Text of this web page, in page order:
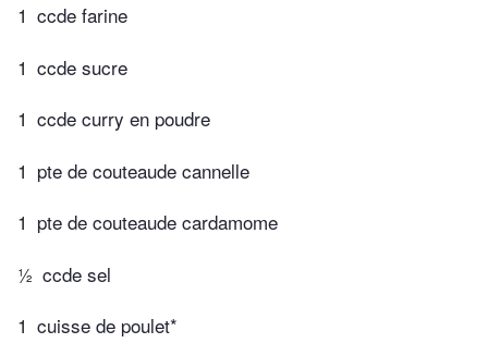
1 ccde farine
1 ccde sucre
1 ccde curry en poudre
1 pte de couteaude cannelle
1 pte de couteaude cardamome
½ ccde sel
1 cuisse de poulet*